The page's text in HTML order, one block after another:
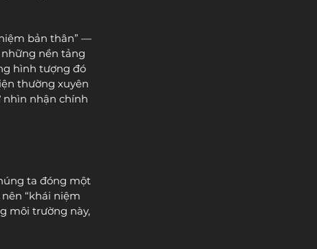
bản thân” —
nền tảng
hình tượng đó
thường xuyên
nhìn nhận chính
ta đóng một
“khái niệm
môi trường này,